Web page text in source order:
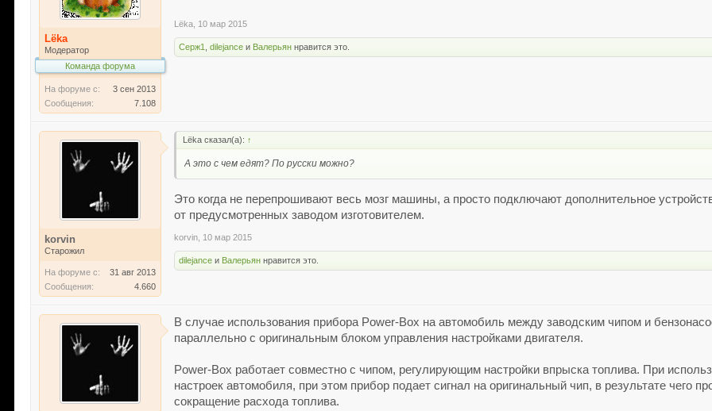
Lёka
Модератор
Команда форума
На форуме с:
3 сен 2013
Сообщения:
7.108
Lёka 10 мар 2015
Серж1 ,dilejance и Валерьян нравится это.
korvin
Старожил
На форуме с:
31 авг 2013
Сообщения:
4.660
Lёka сказал(а): ↑
А это с чем едят? По русски можно?
Это когда не перепрошивают весь мозг машины, а просто подключают дополнительное
от предусмотренных заводом изготовителем.
korvin 10 мар 2015
dilejance и Валерьян нравится это.
В случае использования прибора Power-Box на автомобиль между заводским чипом и
параллельно с оригинальным блоком управления настройками двигателя.
Power-Box работает совместно с чипом, регулирующим настройки впрыска топлива. При
настроек автомобиля, при этом прибор подает сигнал на оригинальный чип, в результате чего
сокращение расхода топлива.